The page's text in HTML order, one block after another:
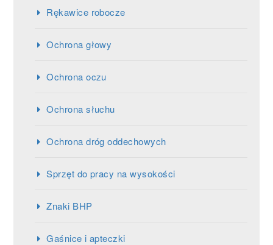
Rękawice robocze
Ochrona głowy
Ochrona oczu
Ochrona słuchu
Ochrona dróg oddechowych
Sprzęt do pracy na wysokości
Znaki BHP
Gaśnice i apteczki